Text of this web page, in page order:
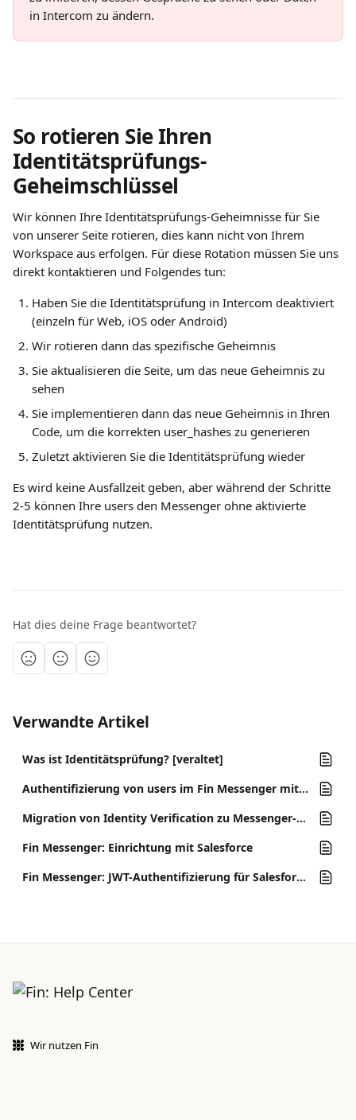
in Intercom zu ändern.
So rotieren Sie Ihren
Identitätsprüfungs-
Geheimschlüssel
Wir können Ihre Identitätsprüfungs-Geheimnisse für Sie
von unserer Seite rotieren, dies kann nicht von Ihrem
Workspace aus erfolgen. Für diese Rotation müssen Sie uns
direkt kontaktieren und Folgendes tun:
Haben Sie die Identitätsprüfung in Intercom deaktiviert
(einzeln für Web, iOS oder Android)
Wir rotieren dann das spezifische Geheimnis
Sie aktualisieren die Seite, um das neue Geheimnis zu
sehen
Sie implementieren dann das neue Geheimnis in Ihren
Code, um die korrekten user_hashes zu generieren
Zuletzt aktivieren Sie die Identitätsprüfung wieder
Es wird keine Ausfallzeit geben, aber während der Schritte
2-5 können Ihre users den Messenger ohne aktivierte
Identitätsprüfung nutzen.﻿
Hat dies deine Frage beantwortet?
Verwandte Artikel
Was ist Identitätsprüfung? [veraltet]
Authentifizierung von users im Fin Messenger mit JSON-Web-Tokens (JWTs)
Migration von Identity Verification zu Messenger-Sicherheit mit JWTs
Fin Messenger: Einrichtung mit Salesforce
Fin Messenger: JWT-Authentifizierung für Salesforce Enhanced Chat einrichten
Wir nutzen Fin